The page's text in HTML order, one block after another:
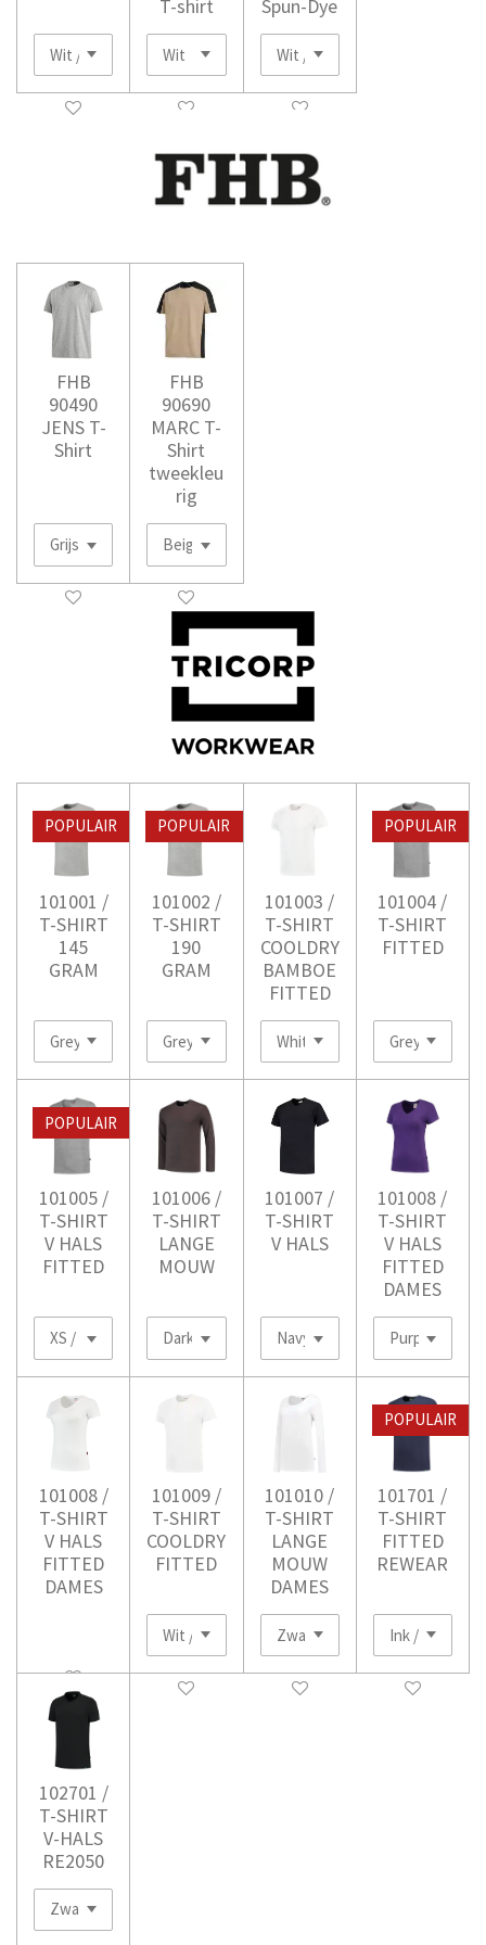
T-shirt Spun-Dye
FHB
90490
JENS T-
Shirt
FHB
90690
MARC T-
Shirt
tweekleu
rig
POPULAIR
101001 /
T-SHIRT
145
GRAM
POPULAIR
101002 /
T-SHIRT
190
GRAM
101003 /
T-SHIRT
COOLDRY
BAMBOE
FITTED
POPULAIR
101004 /
T-SHIRT
FITTED
POPULAIR
101005 /
T-SHIRT
V HALS
FITTED
101006 /
T-SHIRT
LANGE
MOUW
101007 /
T-SHIRT
V HALS
101008 /
T-SHIRT
V HALS
FITTED
DAMES
101008 /
T-SHIRT
V HALS
FITTED
DAMES
101009 /
T-SHIRT
COOLDRY
FITTED
101010 /
T-SHIRT
LANGE
MOUW
DAMES
POPULAIR
101701 /
T-SHIRT
FITTED
REWEAR
102701 /
T-SHIRT
V-HALS
RE2050